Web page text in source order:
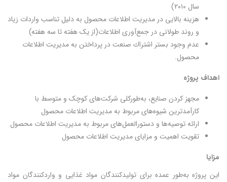
سال ۲۰۱۰)
هزینه بالایی در مدیریت اطلاعات محصول به دلیل تناسب واردات زیاد
و روند طولانی در جمع‌آوری اطلاعات(از یک هفته تا سه هفته)
عدم وجود بستر اشتراك صنعت در پرداختن به مديريت اطلاعات
محصول.
اهداف پروژه
مجهز کردن صنایع، به‌طورکلی شرکت‌های کوچک و متوسط با
کارآمدترین شیوه‌های مربوط به مدیریت اطلاعات محصول
ارائه توصیه‌ها و دستورالعمل‌های مربوط به مدیریت اطلاعات محصول
تقویت اهمیت و مزایای مدیریت اطلاعات محصول
مزایا
این پروژه به‌طور عمده برای تولیدکنندگان مواد غذایی و واردکنندگان مواد